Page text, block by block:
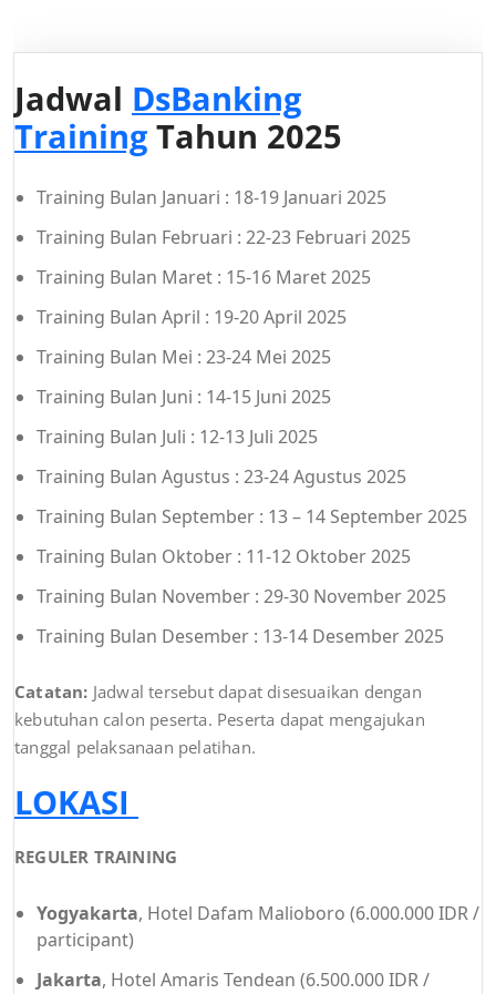
Jadwal DsBanking
Training Tahun 2025
Training Bulan Januari : 18-19 Januari 2025
Training Bulan Februari : 22-23 Februari 2025
Training Bulan Maret : 15-16 Maret 2025
Training Bulan April : 19-20 April 2025
Training Bulan Mei : 23-24 Mei 2025
Training Bulan Juni : 14-15 Juni 2025
Training Bulan Juli : 12-13 Juli 2025
Training Bulan Agustus : 23-24 Agustus 2025
Training Bulan September : 13 – 14 September 2025
Training Bulan Oktober : 11-12 Oktober 2025
Training Bulan November : 29-30 November 2025
Training Bulan Desember : 13-14 Desember 2025
Catatan: Jadwal tersebut dapat disesuaikan dengan
kebutuhan calon peserta. Peserta dapat mengajukan
tanggal pelaksanaan pelatihan.
LOKASI
REGULER TRAINING
Yogyakarta, Hotel Dafam Malioboro (6.000.000 IDR /
participant)
Jakarta, Hotel Amaris Tendean (6.500.000 IDR /